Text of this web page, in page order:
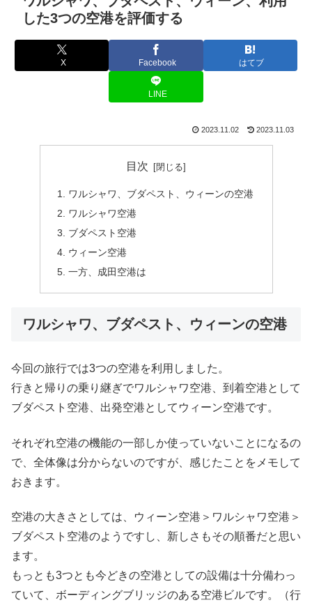
した3つの空港を評価する
X Facebook はてブ
LINE
2023.11.02 2023.11.03
目次
ワルシャワ、ブダペスト、ウィーンの空港
ワルシャワ空港
ブダペスト空港
ウィーン空港
一方、成田空港は
ワルシャワ、ブダペスト、ウィーンの空港
今回の旅行では3つの空港を利用しました。
行きと帰りの乗り継ぎでワルシャワ空港、到着空港として
ブダペスト空港、出発空港としてウィーン空港です。
それぞれ空港の機能の一部しか使っていないことになるの
で、全体像は分からないのですが、感じたことをメモして
おきます。
空港の大きさとしては、ウィーン空港＞ワルシャワ空港＞
ブダペスト空港のようですし、新しさもその順番だと思い
ます。
もっとも3つとも今どきの空港としての設備は十分備わっ
ていて、ボーディングブリッジのある空港ビルです。（行